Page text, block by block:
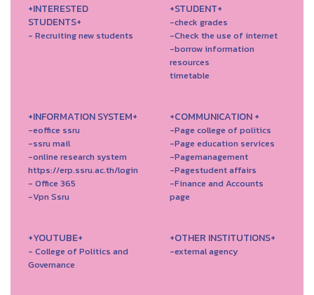
+INTERESTED
STUDENTS+
- Recruiting new students
+STUDENT+
-check grades
-Check the use of internet
-borrow information
resources
timetable
+INFORMATION SYSTEM+
-eoffice ssru
-ssru mail
-online research system
https://erp.ssru.ac.th/login
- Office 365
-Vpn Ssru
+COMMUNICATION +
-Page college of politics
-Page education services
-Pagemanagement
-Pagestudent affairs
-Finance and Accounts
page
+YOUTUBE+
- College of Politics and
Governance
+OTHER INSTITUTIONS+
-external agency